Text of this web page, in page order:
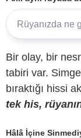
Bir olay, bir
tabiri var.
bıraktığı hissi
tek his,
Hâlâ İçine